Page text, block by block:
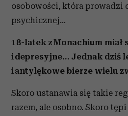
osobowości, która prowadzi
psychicznej…
18-latek z Monachium miał
i depresyjne… Jednak dziś
i antylękowe bierze wielu
Skoro ustanawia się takie
razem, ale osobno. Skoro